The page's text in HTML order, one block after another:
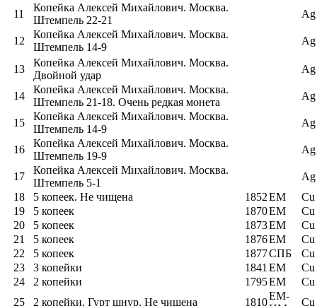
11
Копейка Алексей Михайлович. Москва.
Штемпель 22-21
Ag
12
Копейка Алексей Михайлович. Москва.
Штемпель 14-9
Ag
13
Копейка Алексей Михайлович. Москва.
Двойной удар
Ag
14
Копейка Алексей Михайлович. Москва.
Штемпель 21-18. Очень редкая монета
Ag
15
Копейка Алексей Михайлович. Москва.
Штемпель 14-9
Ag
16
Копейка Алексей Михайлович. Москва.
Штемпель 19-9
Ag
17
Копейка Алексей Михайлович. Москва.
Штемпель 5-1
Ag
18
5 копеек. Не чищена 1852ЕМ
Cu
19
5 копеек 1870ЕМ
Cu
20
5 копеек 1873ЕМ
Cu
21
5 копеек 1876ЕМ
Cu
22
5 копеек 1877СПБ
Cu
23
3 копейки 1841 ЕМ
Cu
24
2 копейки 1795EM
Cu
25
2 копейки. Гурт шнур. Не чищена 1810
ЕM-
Cu